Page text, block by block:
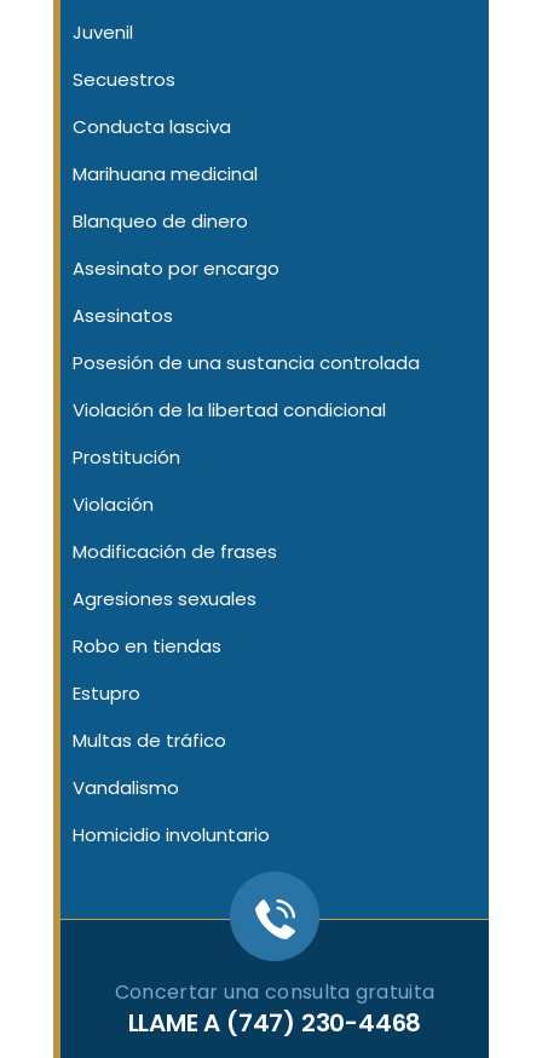
Juvenil
Secuestros
Conducta lasciva
Marihuana medicinal
Blanqueo de dinero
Asesinato por encargo
Asesinatos
Posesión de una sustancia controlada
Violación de la libertad condicional
Prostitución
Violación
Modificación de frases
Agresiones sexuales
Robo en tiendas
Estupro
Multas de tráfico
Vandalismo
Homicidio involuntario
Concertar una consulta gratuita
LLAME A (747) 230-4468